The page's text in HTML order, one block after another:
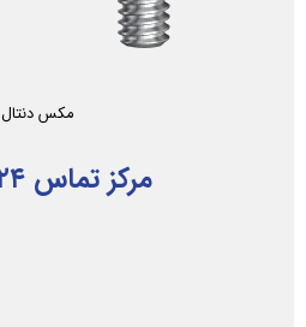
مکس‌ دنتال
مرکز تماس ۲۴ ساعته